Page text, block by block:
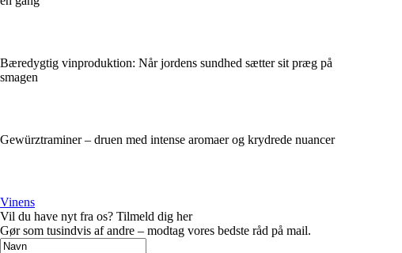
Bæredygtig vinproduktion: Når jordens sundhed sætter sit præg på
smagen
Gewürztraminer – druen med intense aromaer og krydrede nuancer
Vinens
Vil du have nyt fra os? Tilmeld dig her
Gør som tusindvis af andre – modtag vores bedste råd på mail.